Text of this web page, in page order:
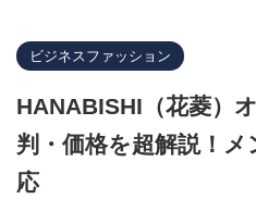
ビジネスファッション
HANABISHI（花菱）
判・価格を超解説！
応